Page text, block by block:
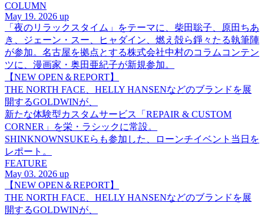
COLUMN
May 19. 2026 up
「夜のリラックスタイム」をテーマに、柴田聡子、原田ちあ
き、ジェーン・スー、ヒャダイン、燃え殻ら錚々たる執筆陣
が参加。名古屋を拠点とする株式会社中村のコラムコンテン
ツに、漫画家・奥田亜紀子が新規参加。
【NEW OPEN＆REPORT】
THE NORTH FACE、HELLY HANSENなどのブランドを展
開するGOLDWINが、
新たな体験型カスタムサービス「REPAIR & CUSTOM
CORNER」を栄・ラシックに常設。
SHINKNOWNSUKEらも参加した、ローンチイベント当日を
レポート。
FEATURE
May 03. 2026 up
【NEW OPEN＆REPORT】
THE NORTH FACE、HELLY HANSENなどのブランドを展
開するGOLDWINが、